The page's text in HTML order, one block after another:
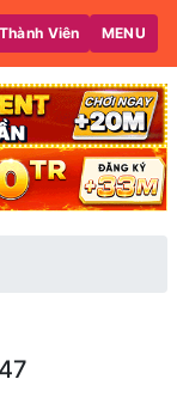
Thành Viên MENU